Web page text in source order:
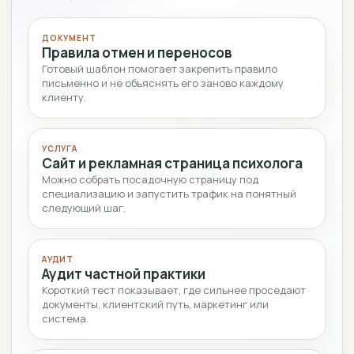
ДОКУМЕНТ
Правила отмен и переносов
Готовый шаблон помогает закрепить правило
письменно и не объяснять его заново каждому
клиенту.
УСЛУГА
Сайт и рекламная страница психолога
Можно собрать посадочную страницу под
специализацию и запустить трафик на понятный
следующий шаг.
АУДИТ
Аудит частной практики
Короткий тест показывает, где сильнее проседают
документы, клиентский путь, маркетинг или
система.